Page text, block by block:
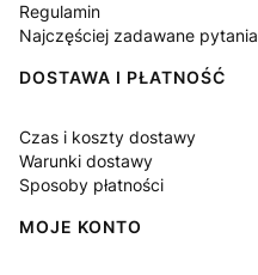
Regulamin
Najczęściej zadawane pytania
DOSTAWA I PŁATNOŚĆ
Czas i koszty dostawy
Warunki dostawy
Sposoby płatności
MOJE KONTO